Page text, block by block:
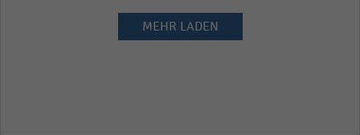
MEHR LADEN